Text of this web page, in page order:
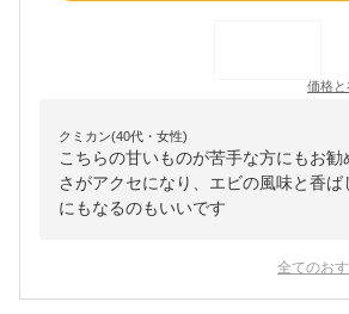
価格と
クミカン(40代・女性)
こちらの甘いものが苦手な方にもお
さがアクセになり、エビの風味と香ば
にもなるのもいいです
全てのお